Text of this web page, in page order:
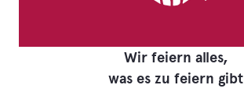
Wir feiern alles,
was es zu feiern gibt